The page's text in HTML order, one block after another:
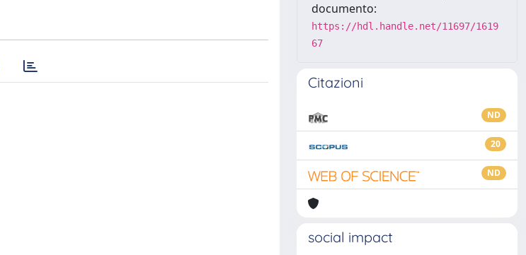
documento:
https://hdl.handle.net/11697/1619
67
Citazioni
ND
20
ND
social impact